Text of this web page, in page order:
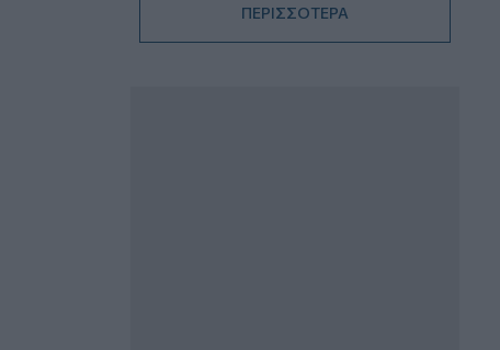
Αποτελέσματα με συμβολή από όλες
τις επιχειρηματικές δραστηριότητες
ΠΕΡΙΣΣΟΤΕΡΑ